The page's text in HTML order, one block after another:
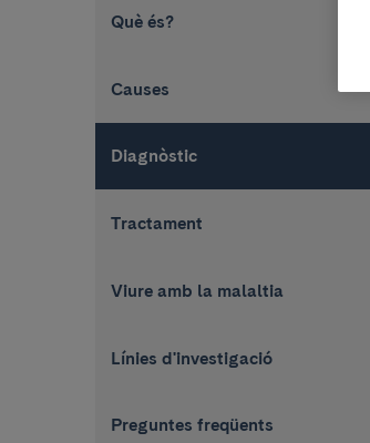
Què és?
Causes
Diagnòstic
Tractament
Viure amb la malaltia
Línies d'investigació
Preguntes freqüents